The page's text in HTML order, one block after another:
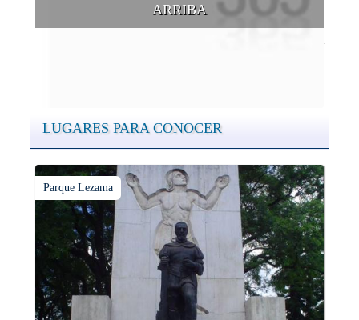
ARRIBA
LUGARES PARA CONOCER
Parque Lezama